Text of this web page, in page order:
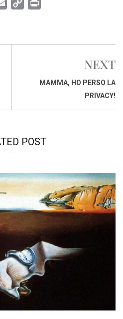
i
y
n
NEXT
MAMMA, HO PERSO LA
PRIVACY!
POST